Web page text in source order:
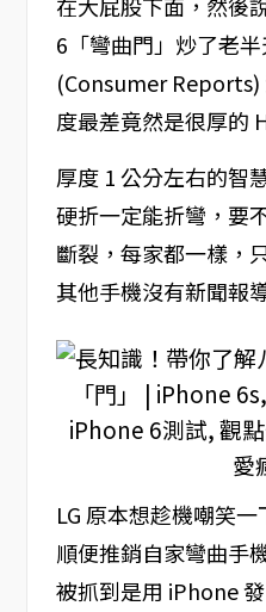
在大屁股下面，然後
6「彎曲門」炒了老
(Consumer Reports)
度最差竟然是很厚的
厚度 1 公分左右的智
硬折一定能折彎，要
斷裂，每家都一樣，
其他手機沒有新聞報
LG 原本想趁機嘲笑
順便推銷自家彎曲手
被抓到是用 iPhone